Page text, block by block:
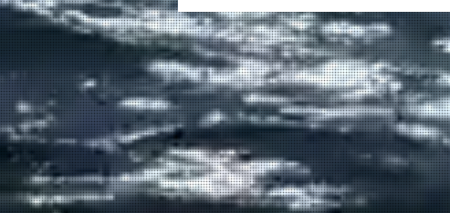
Κασσελάκη στο λιμάνι της
Σούδας